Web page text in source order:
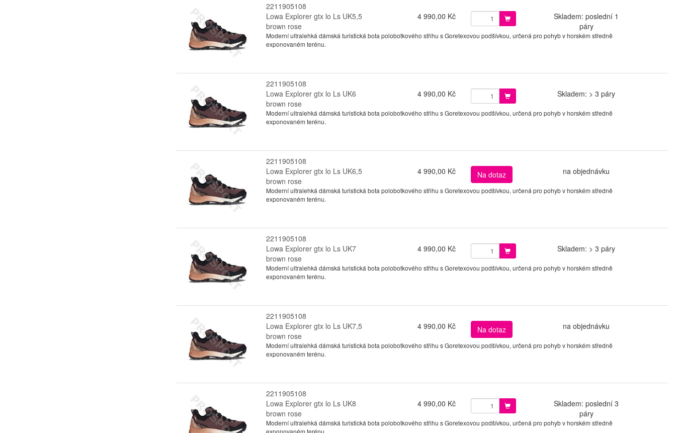
2211905108
Lowa Explorer gtx lo Ls UK5,5
brown rose
4 990,00 Kč
Skladem: poslední 1
páry
Moderní ultralehká dámská turistická bota polobotkového střihu s Goretexovou podšívkou, určená pro pohyb v horském středně
exponovaném terénu.
2211905108
Lowa Explorer gtx lo Ls UK6
brown rose
4 990,00 Kč Skladem: > 3 páry
Moderní ultralehká dámská turistická bota polobotkového střihu s Goretexovou podšívkou, určená pro pohyb v horském středně
exponovaném terénu.
2211905108
Lowa Explorer gtx lo Ls UK6,5
brown rose
4 990,00 Kč Na dotaz na objednávku
Moderní ultralehká dámská turistická bota polobotkového střihu s Goretexovou podšívkou, určená pro pohyb v horském středně
exponovaném terénu.
2211905108
Lowa Explorer gtx lo Ls UK7
brown rose
4 990,00 Kč Skladem: > 3 páry
Moderní ultralehká dámská turistická bota polobotkového střihu s Goretexovou podšívkou, určená pro pohyb v horském středně
exponovaném terénu.
2211905108
Lowa Explorer gtx lo Ls UK7,5
brown rose
4 990,00 Kč Na dotaz na objednávku
Moderní ultralehká dámská turistická bota polobotkového střihu s Goretexovou podšívkou, určená pro pohyb v horském středně
exponovaném terénu.
2211905108
Lowa Explorer gtx lo Ls UK8
brown rose
4 990,00 Kč
Skladem: poslední 3
páry
Moderní ultralehká dámská turistická bota polobotkového střihu s Goretexovou podšívkou, určená pro pohyb v horském středně
exponovaném terénu.